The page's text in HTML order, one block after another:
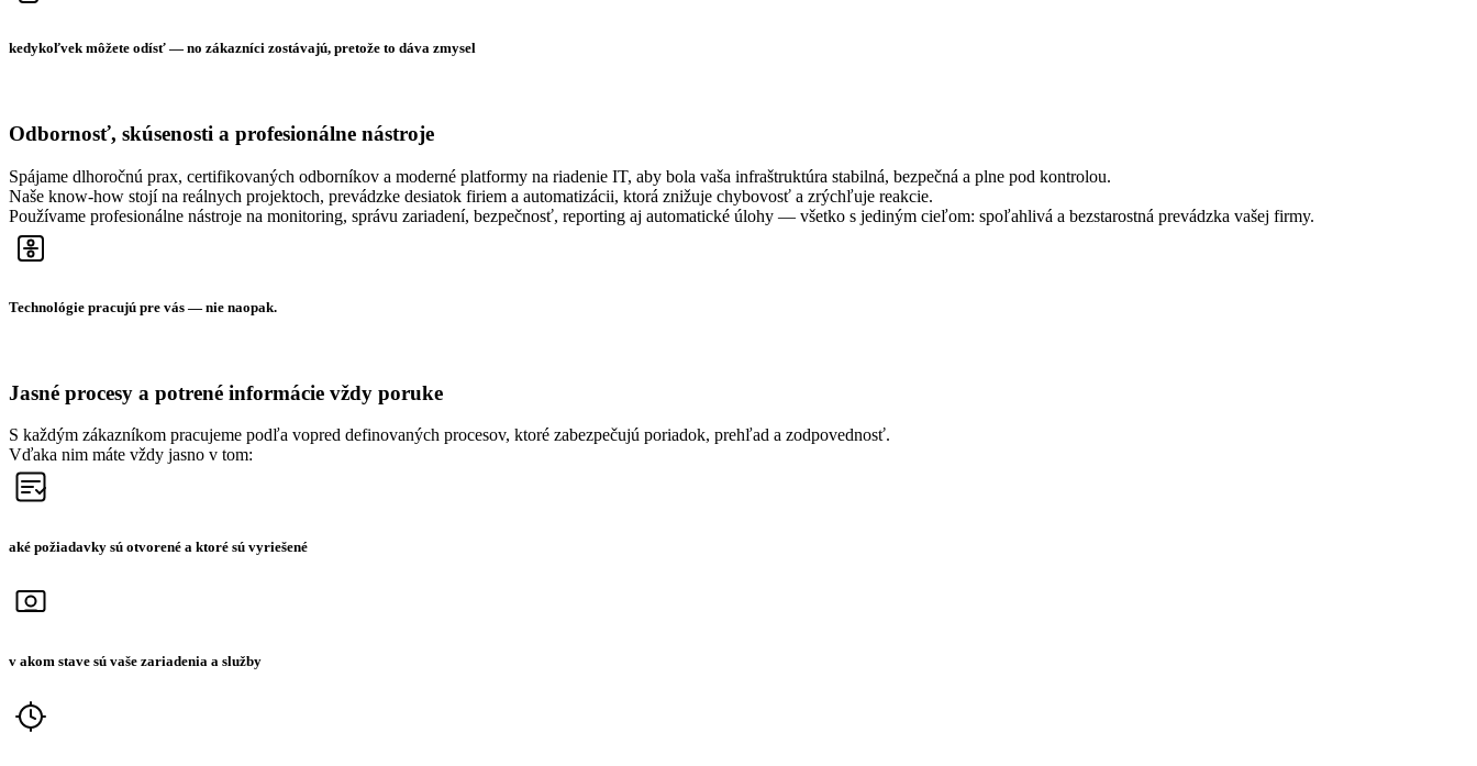
kedykoľvek môžete odísť — no zákazníci zostávajú, pretože to dáva zmysel
Odbornosť, skúsenosti a profesionálne nástroje
Spájame dlhoročnú prax, certifikovaných odborníkov a moderné platformy na riadenie IT, aby bola vaša infraštruktúra stabilná, bezpečná a plne pod kontrolou.
Naše know‑how stojí na reálnych projektoch, prevádzke desiatok firiem a automatizácii, ktorá znižuje chybovosť a zrýchľuje reakcie.
Používame profesionálne nástroje na monitoring, správu zariadení, bezpečnosť, reporting aj automatické úlohy — všetko s jediným cieľom: spoľahlivá a bezstarostná prevádzka vašej firmy.
Technológie pracujú pre vás — nie naopak.
Jasné procesy a potrené informácie vždy poruke
S každým zákazníkom pracujeme podľa vopred definovaných procesov, ktoré zabezpečujú poriadok, prehľad a zodpovednosť.
Vďaka nim máte vždy jasno v tom:
aké požiadavky sú otvorené a ktoré sú vyriešené
v akom stave sú vaše zariadenia a služby